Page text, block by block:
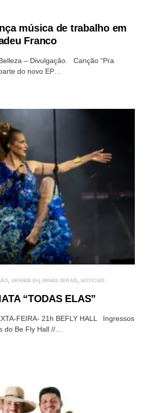
música de trabalho em
Franco
– Divulgação. Canção “Pra
do novo EP…
GRANDE BH MINAS GERAIS NOTÍCIAS
“TODAS ELAS”
FEIRA- 21h BEFLY HALL Ingressos
do Be Fly Hall //…